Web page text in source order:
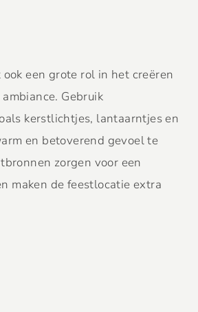
een grote rol in het creëren
Gebruik
kerstlichtjes, lantaarntjes en
en betoverend gevoel te
zorgen voor een
maken de feestlocatie extra